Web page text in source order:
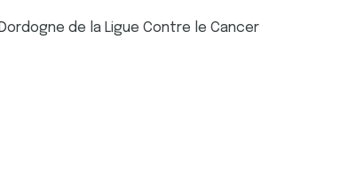
de la Ligue Contre le Cancer